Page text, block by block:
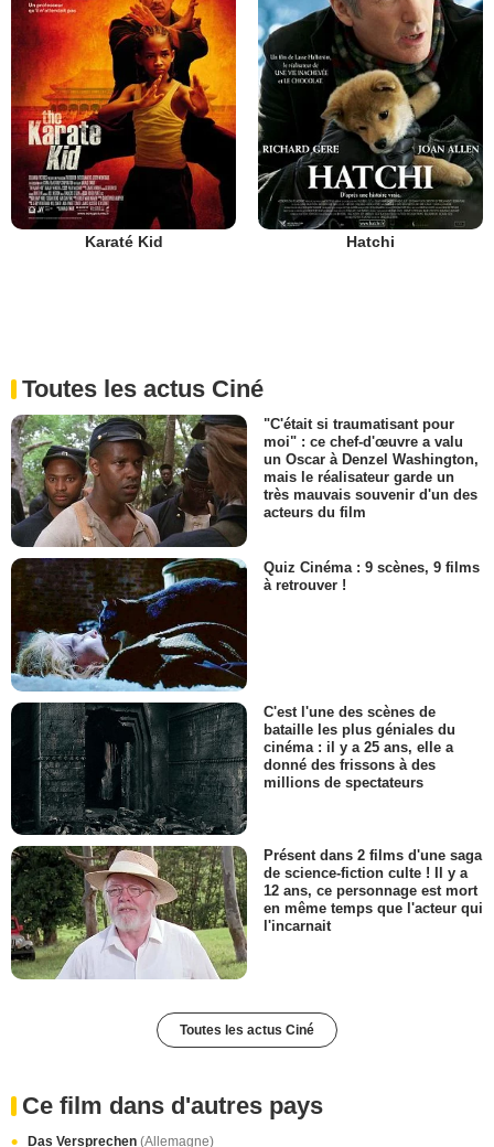
Karaté Kid Hatchi
Toutes les actus Ciné
"C'était si traumatisant pour
moi" : ce chef-d'œuvre a valu
un Oscar à Denzel Washington,
mais le réalisateur garde un
très mauvais souvenir d'un des
acteurs du film
Quiz Cinéma : 9 scènes, 9 films
à retrouver !
C'est l'une des scènes de
bataille les plus géniales du
cinéma : il y a 25 ans, elle a
donné des frissons à des
millions de spectateurs
Présent dans 2 films d'une saga
de science-fiction culte ! Il y a
12 ans, ce personnage est mort
en même temps que l'acteur qui
l'incarnait
Toutes les actus Ciné
Ce film dans d'autres pays
Das Versprechen (Allemagne)